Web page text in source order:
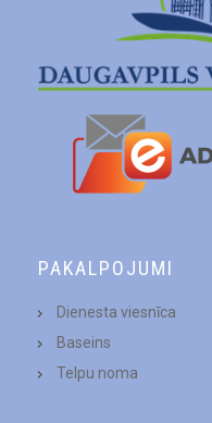
PAKALPOJUMI
Dienesta viesnīca
Baseins
Telpu noma